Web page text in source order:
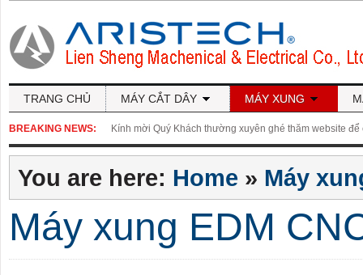
TRANG CHỦ MÁY CẮT DÂY MÁY XUNG
BREAKING NEWS: Kính mời Quý Khách thường xuyên ghé thăm website
You are here: Home » Máy
Máy xung EDM